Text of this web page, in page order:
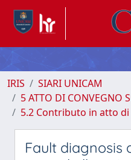
IRIS
SIARI UNICAM
5 ATTO DI CONVEGNO
5.2 Contributo in atto
Fault